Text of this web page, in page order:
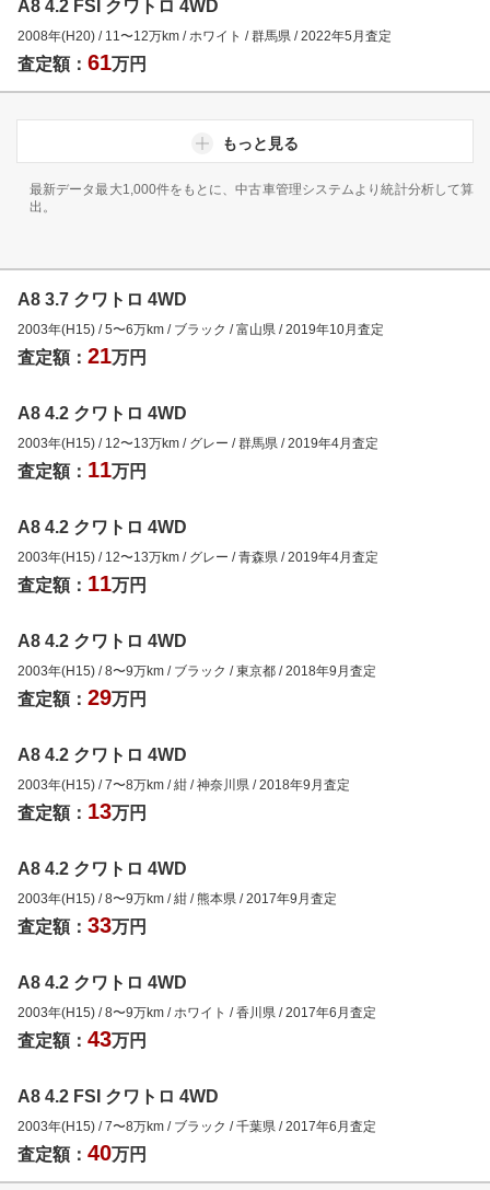
A8 4.2 FSI クワトロ 4WD
2008年(H20) / 11 〜12万km / ホワイト /群馬県 /2022年5月査定
査定額： 61万円
もっと見る
最新データ最大1,000件をもとに、中古車管理システムより統計分析して算
出。
A8 3.7 クワトロ 4WD
2003年(H15) /5〜6万km / ブラック /富山県 /2019年10月査定
査定額： 21万円
A8 4.2 クワトロ 4WD
2003年(H15) / 12〜13万km / グレー /群馬県 /2019年4月査定
査定額： 11万円
A8 4.2 クワトロ 4WD
2003年(H15) / 12〜13万km / グレー /青森県 /2019年4月査定
査定額： 11万円
A8 4.2 クワトロ 4WD
2003年(H15) /8〜9万km / ブラック /東京都 /2018年9月査定
査定額： 29万円
A8 4.2 クワトロ 4WD
2003年(H15) /7〜8万km /紺 /神奈川県 /2018年9月査定
査定額： 13万円
A8 4.2 クワトロ 4WD
2003年(H15) /8〜9万km /紺 /熊本県 /2017年9月査定
査定額： 33万円
A8 4.2 クワトロ 4WD
2003年(H15) /8〜9万km / ホワイト /香川県 /2017年6月査定
査定額： 43万円
A8 4.2 FSI クワトロ 4WD
2003年(H15) /7〜8万km / ブラック /千葉県 /2017年6月査定
査定額： 40万円